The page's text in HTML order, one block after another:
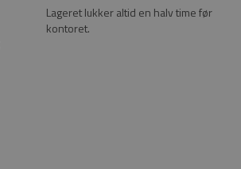
Lageret lukker altid en halv time før
kontoret.